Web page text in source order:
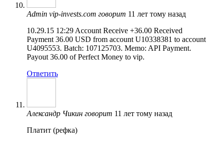
Admin vip-invests.com говорит 11 лет тому назад
10.29.15 12:29 Account Receive +36.00 Received
Payment 36.00 USD from account U10338381 to account
U4095553. Batch: 107125703. Memo: API Payment.
Payout 36.00 of Perfect Money to vip.
Ответить
Александр Чикин говорит 11 лет тому назад
Платит (рефка)